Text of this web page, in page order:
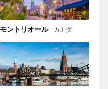
モントリオール カナダ